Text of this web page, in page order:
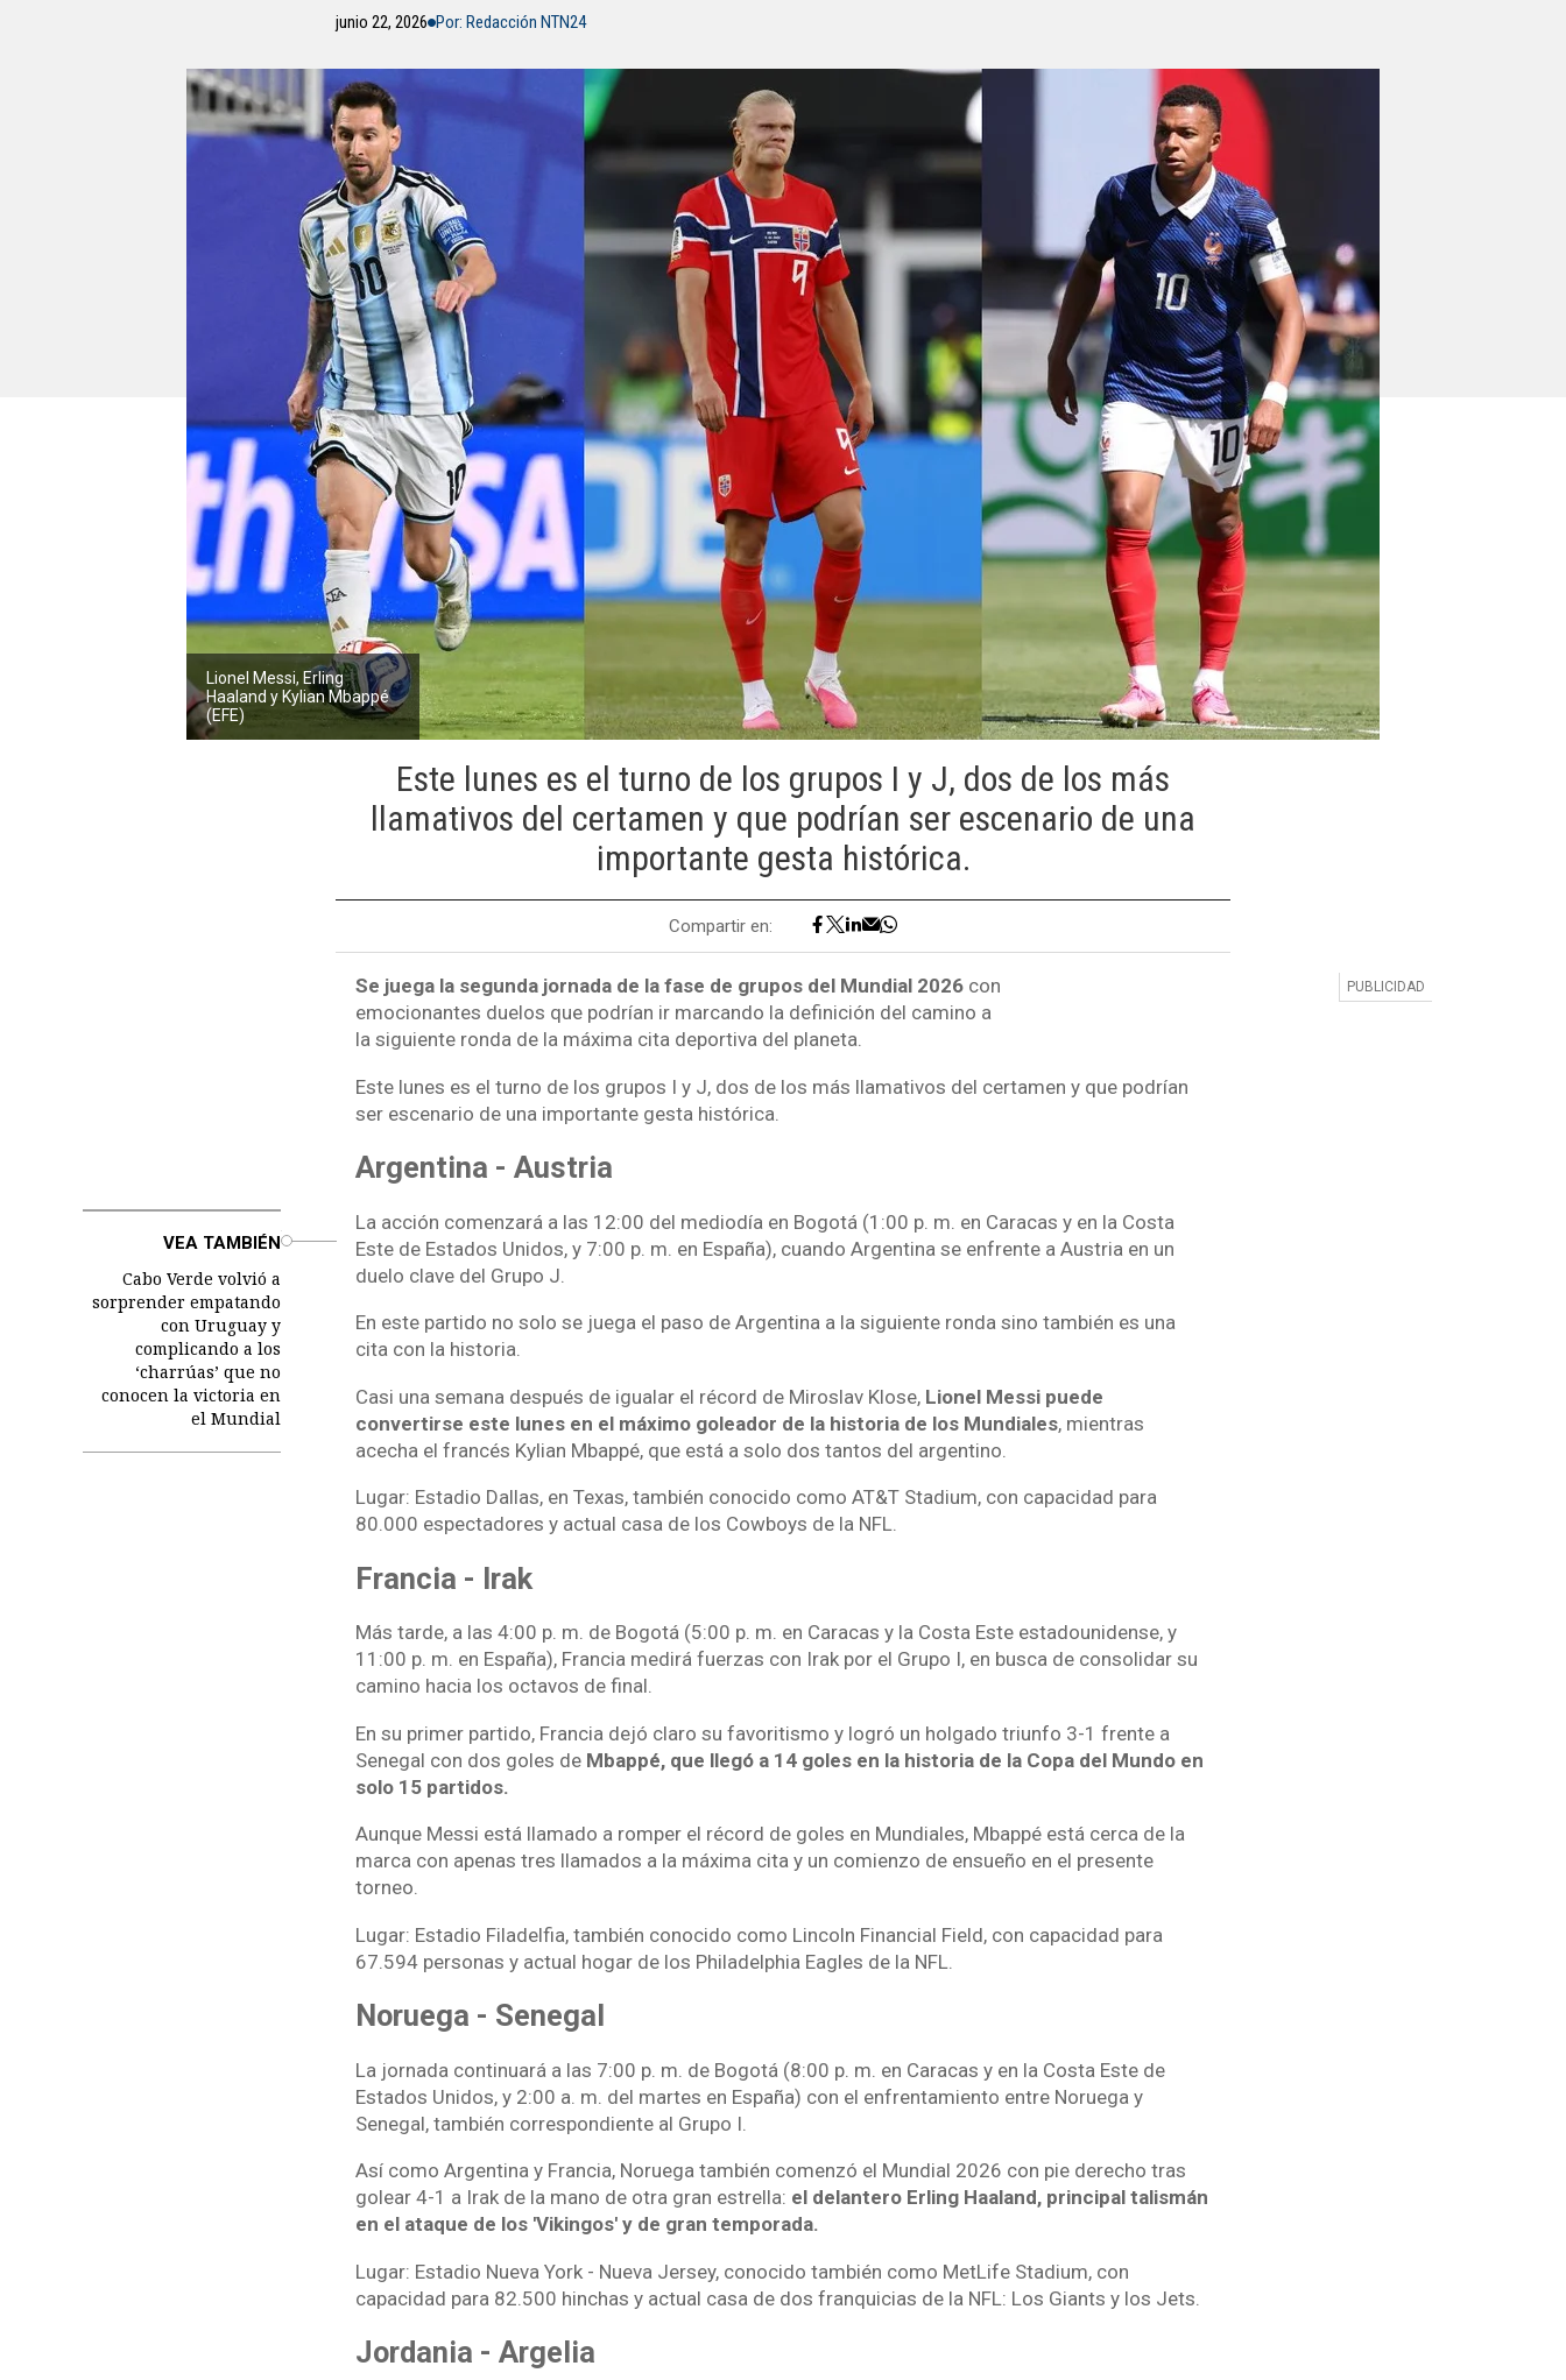
junio 22, 2026 Por: Redacción NTN24
Lionel Messi, Erling
Haaland y Kylian Mbappé
(EFE)
Este lunes es el turno de los grupos I y J, dos de los más
llamativos del certamen y que podrían ser escenario de una
importante gesta histórica.
Compartir en:
Se juega la segunda jornada de la fase de grupos del Mundial 2026con
emocionantes duelos que podrían ir marcando la definición del camino a
la siguiente ronda de la máxima cita deportiva del planeta.
Este lunes es el turno de los grupos I y J, dos de los más llamativos del certamen y que podrían
ser escenario de una importante gesta histórica.
Argentina - Austria
VEA TAMBIÉN
Cabo Verde volvió a
sorprender empatando
con Uruguay y
complicando a los
‘charrúas’ que no
conocen la victoria en
el Mundial
La acción comenzará a las 12:00 del mediodía en Bogotá (1:00 p. m. en Caracas y en la Costa
Este de Estados Unidos, y 7:00 p. m. en España), cuando Argentina se enfrente a Austria en un
duelo clave del Grupo J.
En este partido no solo se juega el paso de Argentina a la siguiente ronda sino también es una
cita con la historia.
Casi una semana después de igualar el récord de Miroslav Klose,Lionel Messi puede
convertirse este lunes en el máximo goleador de la historia de los Mundiales, mientras
acecha el francés Kylian Mbappé, que está a solo dos tantos del argentino.
Lugar: Estadio Dallas, en Texas, también conocido como AT&T Stadium, con capacidad para
80.000 espectadores y actual casa de los Cowboys de la NFL.
Francia - Irak
Más tarde, a las 4:00 p. m. de Bogotá (5:00 p. m. en Caracas y la Costa Este estadounidense, y
11:00 p. m. en España), Francia medirá fuerzas con Irak por el Grupo I, en busca de consolidar su
camino hacia los octavos de final.
En su primer partido, Francia dejó claro su favoritismo y logró un holgado triunfo 3-1 frente a
Senegal con dos goles deMbappé, que llegó a 14 goles en la historia de la Copa del Mundo en
solo 15 partidos.
Aunque Messi está llamado a romper el récord de goles en Mundiales, Mbappé está cerca de la
marca con apenas tres llamados a la máxima cita y un comienzo de ensueño en el presente
torneo.
Lugar: Estadio Filadelfia, también conocido como Lincoln Financial Field, con capacidad para
67.594 personas y actual hogar de los Philadelphia Eagles de la NFL.
Noruega - Senegal
La jornada continuará a las 7:00 p. m. de Bogotá (8:00 p. m. en Caracas y en la Costa Este de
Estados Unidos, y 2:00 a. m. del martes en España) con el enfrentamiento entre Noruega y
Senegal, también correspondiente al Grupo I.
Así como Argentina y Francia, Noruega también comenzó el Mundial 2026 con pie derecho tras
golear 4-1 a Irak de la mano de otra gran estrella: el delantero Erling Haaland, principal talismán
en el ataque de los 'Vikingos' y de gran temporada.
Lugar: Estadio Nueva York - Nueva Jersey, conocido también como MetLife Stadium, con
capacidad para 82.500 hinchas y actual casa de dos franquicias de la NFL: Los Giants y los Jets.
Jordania - Argelia